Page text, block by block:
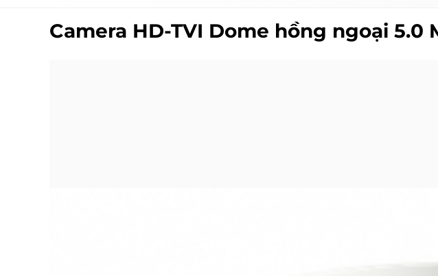
Camera HD-TVI Dome hồng ngoại 5.0